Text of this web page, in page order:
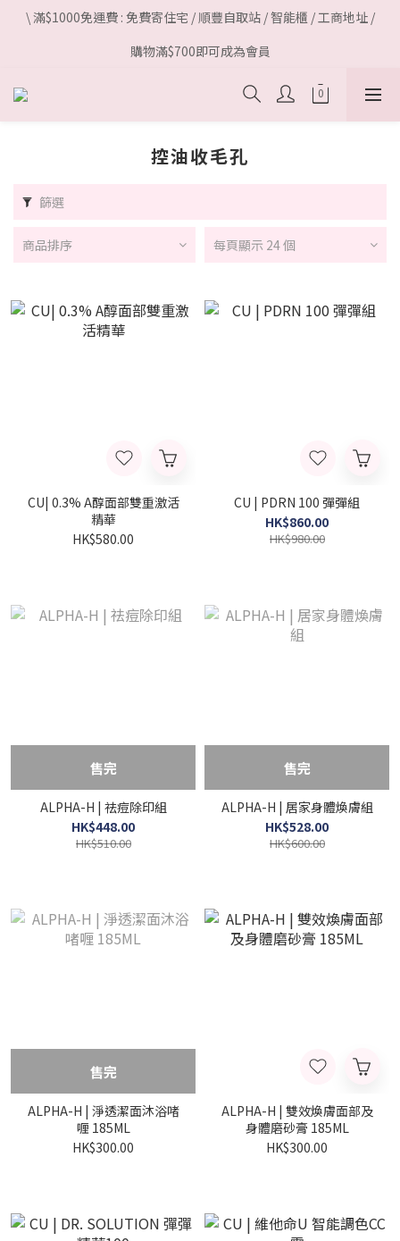
\ 滿$1000免運費 : 免費寄住宅 / 順豐自取站 / 智能櫃 / 工商地址 /
購物滿$700即可成為會員
控油收毛孔
篩選
商品排序 每頁顯示 24 個
CU| 0.3% A醇面部雙重激活
精華
HK$580.00
CU | PDRN 100 彈彈組
HK$860.00
HK$980.00
售完
ALPHA-H | 祛痘除印組
HK$448.00
HK$510.00
售完
ALPHA-H | 居家身體煥膚組
HK$528.00
HK$600.00
售完
ALPHA-H | 淨透潔面沐浴啫
喱 185ML
HK$300.00
ALPHA-H | 雙效煥膚面部及
身體磨砂膏 185ML
HK$300.00